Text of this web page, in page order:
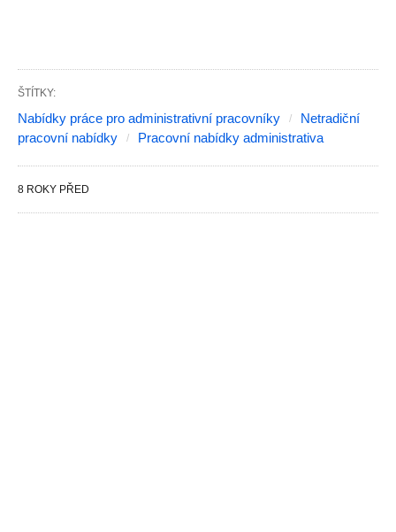
ŠTÍTKY:
Nabídky práce pro administrativní pracovníky
Netradiční
pracovní nabídky
Pracovní nabídky administrativa
8 ROKY PŘED